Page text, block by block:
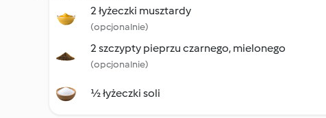
2 łyżeczki musztardy
(opcjonalnie)
2 szczypty pieprzu czarnego, mielonego
(opcjonalnie)
½ łyżeczki soli